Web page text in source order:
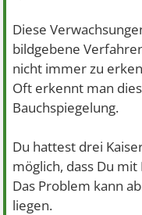
Diese
bildgebene
nicht immer zu
Oft erkennt man
Bauchspiegelung.
Du hattest drei
möglich, dass Du
Das Problem kann
liegen.